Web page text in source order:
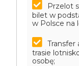
Przelot
bilet w
w Polsce na
trasie
osobę;